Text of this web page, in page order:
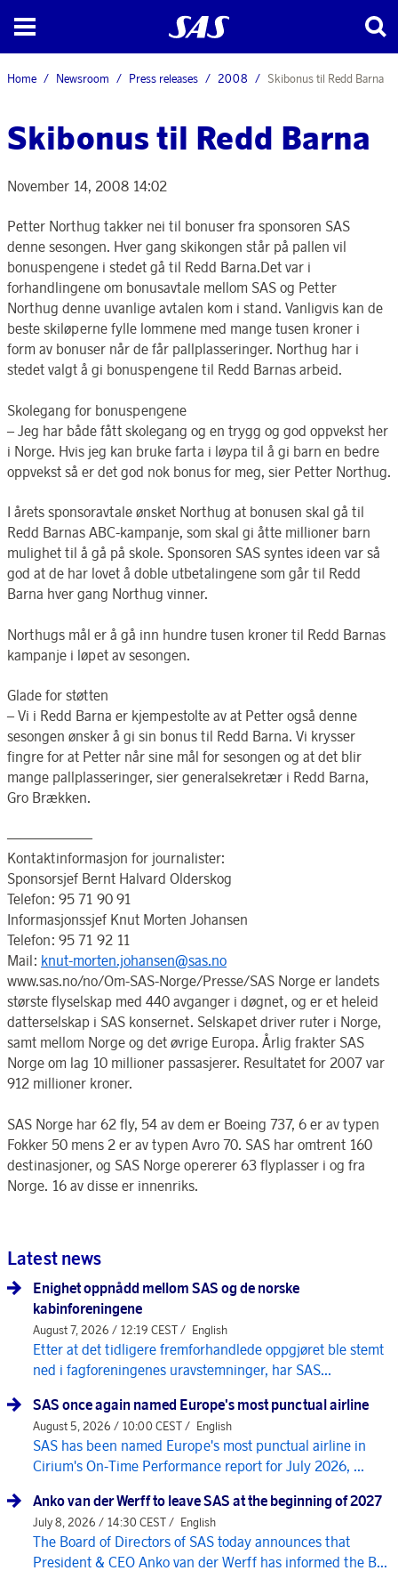
Home Newsroom Press releases 2008 Skibonus til Redd Barna
Skibonus til Redd Barna
November 14, 2008 14:02
Petter Northug takker nei til bonuser fra sponsoren SAS
denne sesongen. Hver gang skikongen står på pallen vil
bonuspengene i stedet gå til Redd Barna.Det var i
forhandlingene om bonusavtale mellom SAS og Petter
Northug denne uvanlige avtalen kom i stand. Vanligvis kan de
beste skiløperne fylle lommene med mange tusen kroner i
form av bonuser når de får pallplasseringer. Northug har i
stedet valgt å gi bonuspengene til Redd Barnas arbeid.
Skolegang for bonuspengene
– Jeg har både fått skolegang og en trygg og god oppvekst her
i Norge. Hvis jeg kan bruke farta i løypa til å gi barn en bedre
oppvekst så er det god nok bonus for meg, sier Petter Northug.
I årets sponsoravtale ønsket Northug at bonusen skal gå til
Redd Barnas ABC-kampanje, som skal gi åtte millioner barn
mulighet til å gå på skole. Sponsoren SAS syntes ideen var så
god at de har lovet å doble utbetalingene som går til Redd
Barna hver gang Northug vinner.
Northugs mål er å gå inn hundre tusen kroner til Redd Barnas
kampanje i løpet av sesongen.
Glade for støtten
– Vi i Redd Barna er kjempestolte av at Petter også denne
sesongen ønsker å gi sin bonus til Redd Barna. Vi krysser
fingre for at Petter når sine mål for sesongen og at det blir
mange pallplasseringer, sier generalsekretær i Redd Barna,
Gro Brækken.
——————
Kontaktinformasjon for journalister:
Sponsorsjef Bernt Halvard Olderskog
Telefon: 95 71 90 91
Informasjonssjef Knut Morten Johansen
Telefon: 95 71 92 11
Mail: knut-morten.johansen@sas.no
www.sas.no/no/Om-SAS-Norge/Presse/SAS Norge er landets
største flyselskap med 440 avganger i døgnet, og er et heleid
datterselskap i SAS konsernet. Selskapet driver ruter i Norge,
samt mellom Norge og det øvrige Europa. Årlig frakter SAS
Norge om lag 10 millioner passasjerer. Resultatet for 2007 var
912 millioner kroner.
SAS Norge har 62 fly, 54 av dem er Boeing 737, 6 er av typen
Fokker 50 mens 2 er av typen Avro 70. SAS har omtrent 160
destinasjoner, og SAS Norge opererer 63 flyplasser i og fra
Norge. 16 av disse er innenriks.
Latest news
Enighet oppnådd mellom SAS og de norske
kabinforeningene
August 7, 2026 / 12:19 CEST / English
Etter at det tidligere fremforhandlede oppgjøret ble stemt
ned i fagforeningenes uravstemninger, har SAS...
SAS once again named Europe's most punctual airline
August 5, 2026 / 10:00 CEST / English
SAS has been named Europe's most punctual airline in
Cirium's On-Time Performance report for July 2026, ...
Anko van der Werff to leave SAS at the beginning of 2027
July 8, 2026 / 14:30 CEST / English
The Board of Directors of SAS today announces that
President & CEO Anko van der Werff has informed the B...